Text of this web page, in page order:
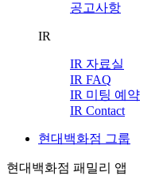
공고사항
IR
IR 자료실
IR FAQ
IR 미팅 예약
IR Contact
현대백화점 그룹
현대백화점 패밀리 앱